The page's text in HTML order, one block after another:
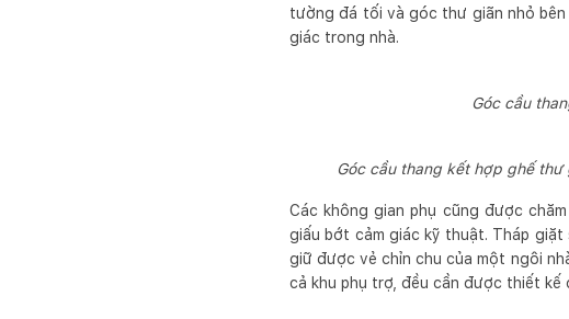
tường đá tối và góc thư giãn nhỏ
giác trong nhà.
Góc cầu
Góc cầu thang kết hợp ghế
Các không gian phụ cũng được
giấu bớt cảm giác kỹ thuật. Tháp giặt
giữ được vẻ chỉn chu của một ngôi
cả khu phụ trợ, đều cần được thiết kế